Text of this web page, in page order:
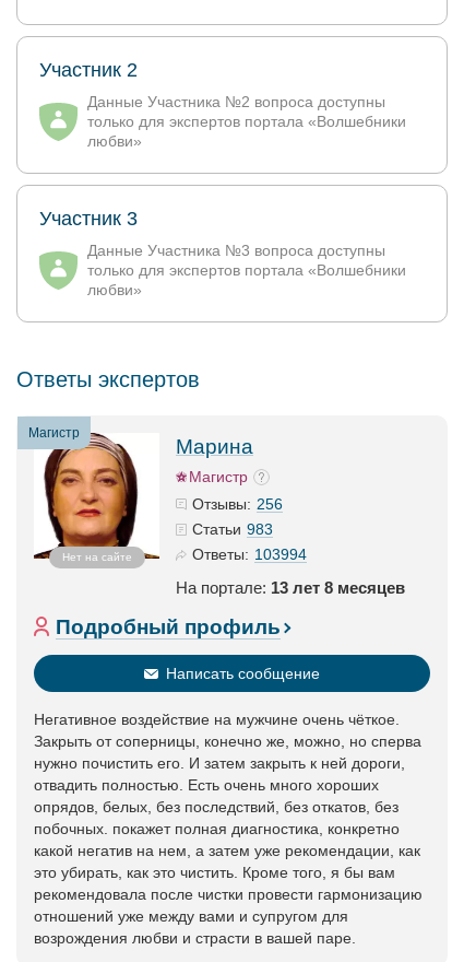
Участник 2
Данные Участника №2 вопроса доступны
только для экспертов портала «Волшебники
любви»
Участник 3
Данные Участника №3 вопроса доступны
только для экспертов портала «Волшебники
любви»
Ответы экспертов
Магистр
Нет на сайте
Марина
Магистр
Отзывы: 256
Статьи 983
Ответы: 103994
На портале: 13 лет 8 месяцев
Подробный профиль
Написать сообщение
Негативное воздействие на мужчине очень чёткое.
Закрыть от соперницы, конечно же, можно, но сперва
нужно почистить его. И затем закрыть к ней дороги,
отвадить полностью. Есть очень много хороших
опрядов, белых, без последствий, без откатов, без
побочных. покажет полная диагностика, конкретно
какой негатив на нем, а затем уже рекомендации, как
это убирать, как это чистить. Кроме того, я бы вам
рекомендовала после чистки провести гармонизацию
отношений уже между вами и супругом для
возрождения любви и страсти в вашей паре.